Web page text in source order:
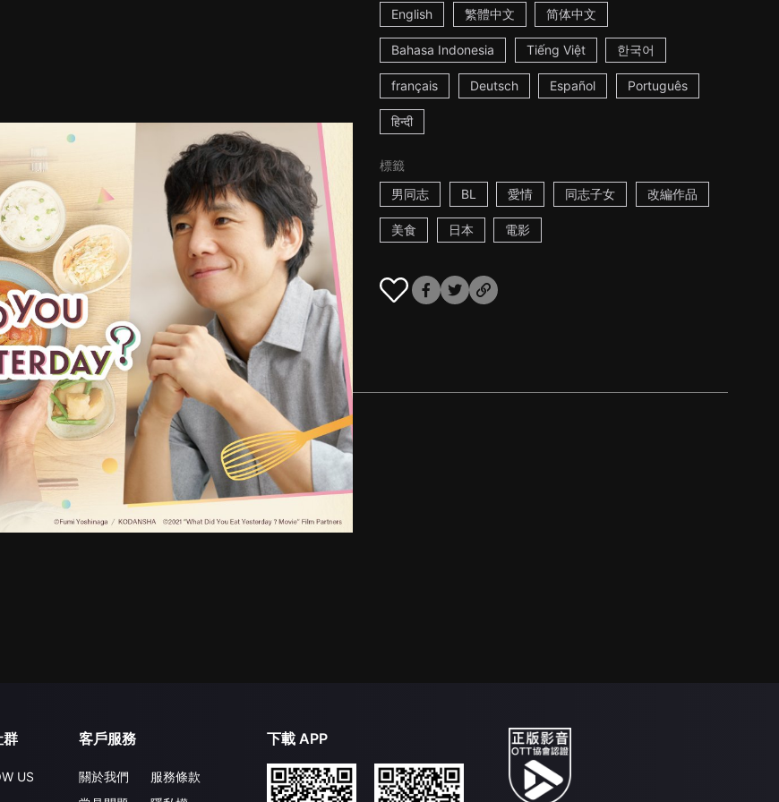
English 繁體中文 简体中文
Bahasa Indonesia Tiếng Việt 한국어
français Deutsch Español Português
हिन्दी
標籤
男同志
BL 愛情 同志子女 改編作品
美食 日本 電影
群
US
客戶服務
關於我們
服務條款
下載 APP